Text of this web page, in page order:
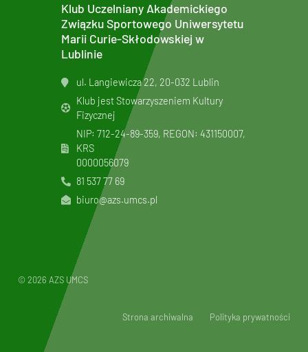
Klub Uczelniany Akademickiego
Związku Sportowego Uniwersytetu
Marii Curie-Skłodowskiej w
Lublinie
ul. Langiewicza 22, 20-032 Lublin
Klub jest Stowarzyszeniem Kultury
Fizycznej
NIP: 712-24-89-359, REGON: 431150007,
KRS
0000056079
81 537 77 69
biuro@azs.umcs.pl
© 2026 AZS UMCS
Strona archiwalna Polityka prywatności